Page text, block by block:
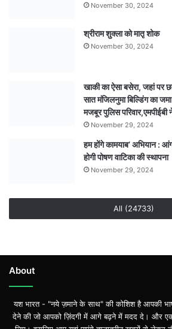
November 30, 2024
श्रीराम शुक्ला को मातृ शोक
November 30, 2024
खाकी का ऐसा बसेरा, जहां पर
सात मंजिलनुमा बिल्डिंग का
मजबूर पुलिस परिवार,एमपीईबी
November 29, 2024
हम होंगे कामयाब’ अभियान :
होगी पोषण वाटिका की स्थापना
November 29, 2024
All (24733)
About
यश भारत - "नये ज़माने के साथ" की कोशिश है आपकी
देने की जो आपको ज़िंदगी में आगे बढ़ने में मदद दे। और